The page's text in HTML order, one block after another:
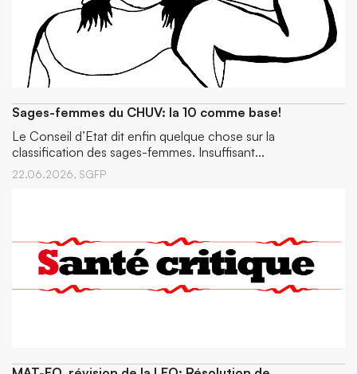
Sages-femmes du CHUV: la 10 comme base!
Le Conseil d’Etat dit enfin quelque chose sur la
classification des sages-femmes. Insuffisant...
22.06.2026, SGFP